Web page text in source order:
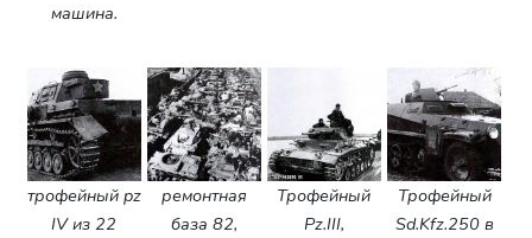
машина.
трофейный pz
IV из 22
ремонтная
база 82,
Трофейный
Pz.III,
Трофейный
Sd.Kfz.250 в